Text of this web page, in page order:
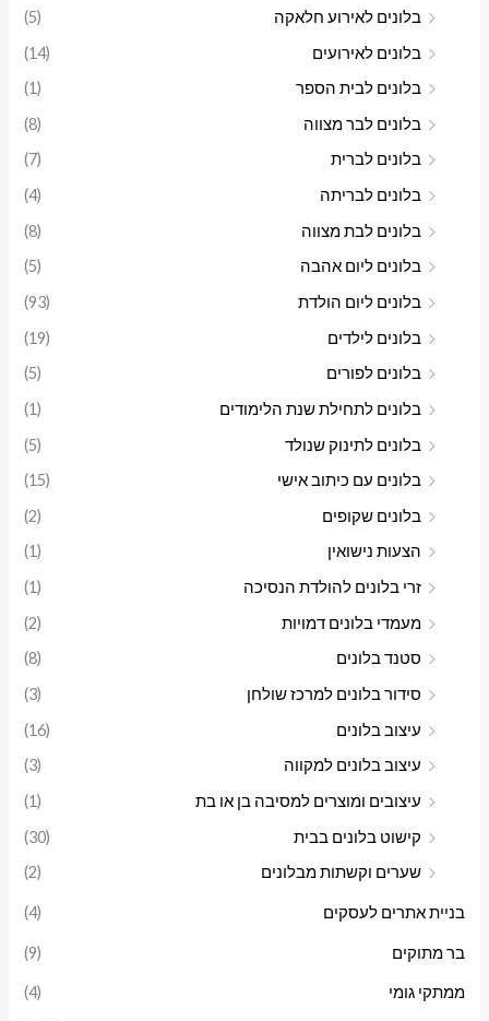
בלונים לאירוע חלאקה
(5)
בלונים לאירועים
(14)
בלונים לבית הספר
(1)
בלונים לבר מצווה
(8)
בלונים לברית
(7)
בלונים לבריתה
(4)
בלונים לבת מצווה
(8)
בלונים ליום אהבה
(5)
בלונים ליום הולדת
(93)
בלונים לילדים
(19)
בלונים לפורים
(5)
בלונים לתחילת שנת הלימודים
(1)
בלונים לתינוק שנולד
(5)
בלונים עם כיתוב אישי
(15)
בלונים שקופים
(2)
הצעות נישואין
(1)
זרי בלונים להולדת הנסיכה
(1)
מעמדי בלונים דמויות
(2)
סטנד בלונים
(8)
סידור בלונים למרכז שולחן
(3)
עיצוב בלונים
(16)
עיצוב בלונים למקווה
(3)
עיצובים ומוצרים למסיבה בן או בת
(1)
קישוט בלונים בבית
(30)
שערים וקשתות מבלונים
(2)
בניית אתרים לעסקים (4)
בר מתוקים (9)
ממתקי גומי (4)